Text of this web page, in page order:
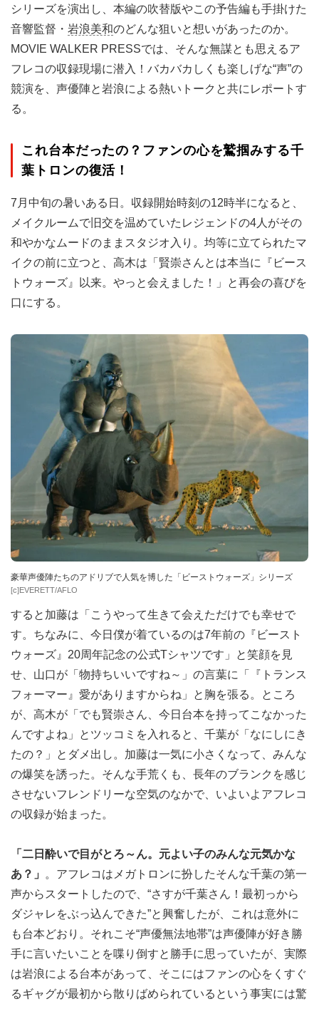
シリーズを演出し、本編の吹替版やこの予告編も手掛けた
音響監督・ 岩浪美和のどんな狙いと想いがあったのか。
MOVIE WALKER PRESSでは、そんな無謀とも思えるア
フレコの収録現場に潜入！バカバカしくも楽しげな“声”の
競演を、声優陣と岩浪による熱いトークと共にレポートす
る。
これ台本だったの？ファンの心を鷲掴みする千
葉トロンの復活！
7月中旬の暑いある日。収録開始時刻の12時半になると、
メイクルームで旧交を温めていたレジェンドの4人がその
和やかなムードのままスタジオ入り。均等に立てられたマ
イクの前に立つと、高木は「賢崇さんとは本当に『ビース
トウォーズ』以来。やっと会えました！」と再会の喜びを
口にする。
豪華声優陣たちのアドリブで人気を博した「ビーストウォーズ」シリーズ
[c]EVERETT/AFLO
すると加藤は「こうやって生きて会えただけでも幸せで
す。ちなみに、今日僕が着ているのは7年前の『ビースト
ウォーズ』20周年記念の公式Tシャツです」と笑顔を見
せ、山口が「物持ちいいですね～」の言葉に「『トランス
フォーマー』愛がありますからね」と胸を張る。ところ
が、高木が「でも賢崇さん、今日台本を持ってこなかった
んですよね」とツッコミを入れると、千葉が「なにしにき
たの？」とダメ出し。加藤は一気に小さくなって、みんな
の爆笑を誘った。そんな手荒くも、長年のブランクを感じ
させないフレンドリーな空気のなかで、いよいよアフレコ
の収録が始まった。
「二日酔いで目がとろ～ん。元よい子のみんな元気かな
あ？」
。アフレコはメガトロンに扮したそんな千葉の第一
声からスタートしたので、“さすが千葉さん！最初っから
ダジャレをぶっ込んできた”と興奮したが、これは意外に
も台本どおり。それこそ“声優無法地帯”は声優陣が好き勝
手に言いたいことを喋り倒すと勝手に思っていたが、実際
は岩浪による台本があって、そこにはファンの心をくすぐ
るギャグが最初から散りばめられているという事実には驚